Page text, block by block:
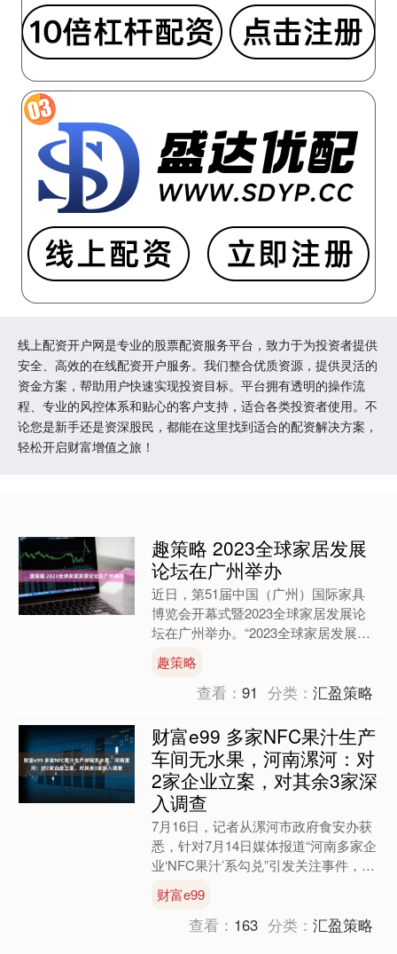
线上配资开户网是专业的股票配资服务平台，致力于为投资者提供
安全、高效的在线配资开户服务。我们整合优质资源，提供灵活的
资金方案，帮助用户快速实现投资目标。平台拥有透明的操作流
程、专业的风控体系和贴心的客户支持，适合各类投资者使用。不
论您是新手还是资深股民，都能在这里找到适合的配资解决方案，
轻松开启财富增值之旅！
趣策略 2023全球家居发展
论坛在广州举办
近日，第51届中国（广州）国际家具
博览会开幕式暨2023全球家居发展论
坛在广州举办。“2023全球家居发展论
坛”旨在把握家居产业创新和消费创新
双提升的时代机遇，....
趣策略
查看：91 分类：汇盈策略
财富e99 多家NFC果汁生产
车间无水果，河南漯河：对
2家企业立案，对其余3家深
入调查
7月16日，记者从漯河市政府食安办获
悉，针对7月14日媒体报道“河南多家企
业‘NFC果汁’系勾兑”引发关注事件，漯
河市第一时间响应，当日即组织属地政
府、市场监管....
财富e99
查看： 163 分类：汇盈策略